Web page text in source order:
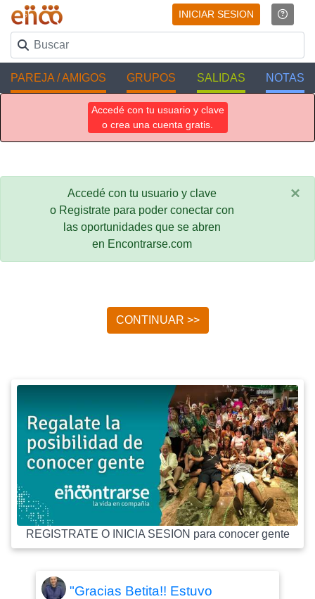
INICIAR SESION
PAREJA / AMIGOS GRUPOS SALIDAS NOTAS
Accedé con tu usuario y clave
o crea una cuenta gratis.
Accedé con tu usuario y clave
o Registrate para poder conectar con
las oportunidades que se abren
en Encontrarse.com
×
CONTINUAR >>
REGISTRATE O INICIA SESION para conocer gente
"Gracias Betita!! Estuvo